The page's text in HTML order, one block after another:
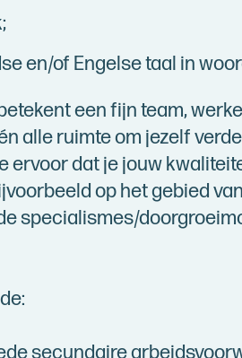
en/of Engelse taal in
een fijn team,
alle ruimte om jezelf
ervoor dat je jouw
op het gebied
specialismes/
secundaire